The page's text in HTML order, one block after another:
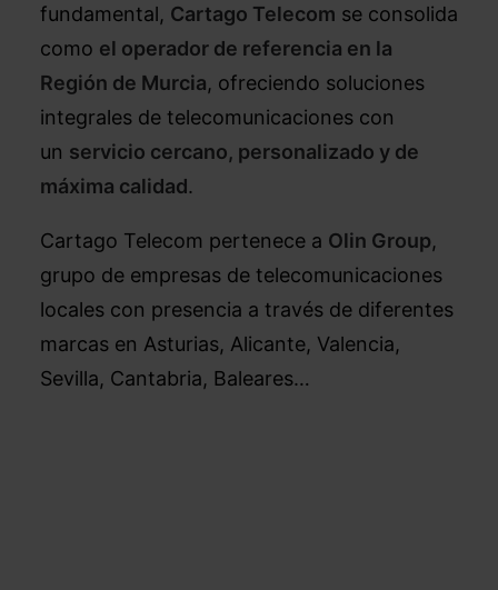
fundamental, Cartago Telecom se consolida
como el operador de referencia en la
Región de Murcia, ofreciendo soluciones
integrales de telecomunicaciones con
un servicio cercano, personalizado y de
máxima calidad.
Cartago Telecom pertenece a Olin Group,
grupo de empresas de telecomunicaciones
locales con presencia a través de diferentes
marcas en Asturias, Alicante, Valencia,
Sevilla, Cantabria, Baleares…